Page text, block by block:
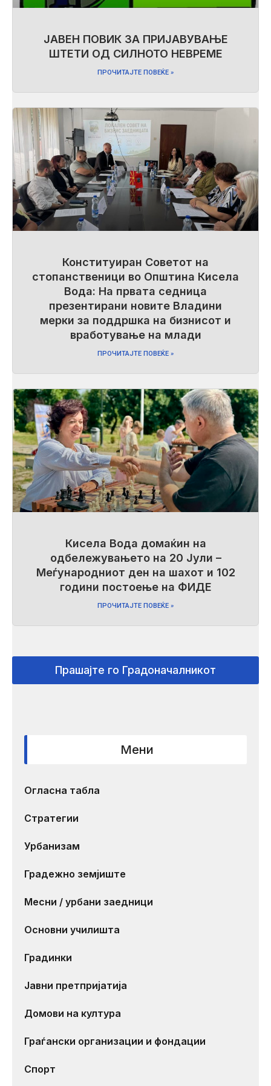
ЈАВЕН ПОВИК ЗА ПРИЈАВУВАЊЕ
ШТЕТИ ОД СИЛНОТО НЕВРЕМЕ
ПРОЧИТАЈТЕ ПОВЕЌЕ »
Конституиран Советот на
стопанственици во Општина Кисела
Вода: На првата седница
презентирани новите Владини
мерки за поддршка на бизнисот и
вработување на млади
ПРОЧИТАЈТЕ ПОВЕЌЕ »
Кисела Вода домаќин на
одбележувањето на 20 Јули –
Меѓународниот ден на шахот и 102
години постоење на ФИДЕ
ПРОЧИТАЈТЕ ПОВЕЌЕ »
Прашајте го Градоначалникот
Мени
Огласна табла
Стратегии
Урбанизам
Градежно земјиште
Месни / урбани заедници
Основни училишта
Градинки
Јавни претпријатија
Домови на култура
Граѓански организации и фондации
Спорт